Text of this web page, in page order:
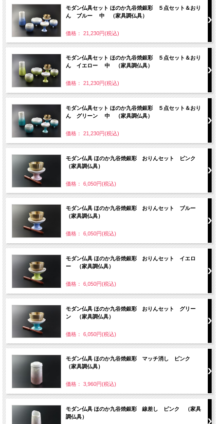
モダン仏具セット ほのか九谷焼銀彩 ５点セット＆おり
ん ブルー 中 （家具調仏具）
価格： 21,230円(税込)
モダン仏具セット ほのか九谷焼銀彩 ５点セット＆おり
ん イエロー 中 （家具調仏具）
価格： 21,230円(税込)
モダン仏具セット ほのか九谷焼銀彩 ５点セット＆おり
ん グリーン 中 （家具調仏具）
価格： 21,230円(税込)
モダン仏具 ほのか九谷焼銀彩 おりんセット ピンク
（家具調仏具）
価格： 6,050円(税込)
モダン仏具 ほのか九谷焼銀彩 おりんセット ブルー
（家具調仏具）
価格： 6,050円(税込)
モダン仏具 ほのか九谷焼銀彩 おりんセット イエロ
ー （家具調仏具）
価格： 6,050円(税込)
モダン仏具 ほのか九谷焼銀彩 おりんセット グリー
ン （家具調仏具）
価格： 6,050円(税込)
モダン仏具 ほのか九谷焼銀彩 マッチ消し ピンク
（家具調仏具）
価格： 3,960円(税込)
モダン仏具 ほのか九谷焼銀彩 線差し ピンク （家具
調仏具）